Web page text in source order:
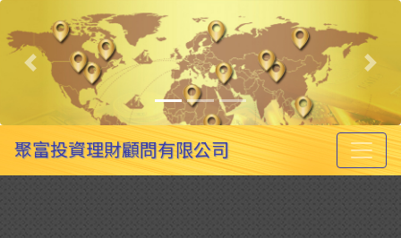
Previous Next
聚富投資理財顧問有限公司